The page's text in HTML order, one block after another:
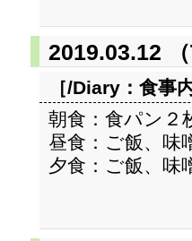
2019.03.12 （
［/Diary： 食事
朝食：食パン２
昼食：ご飯、味
夕食：ご飯、味